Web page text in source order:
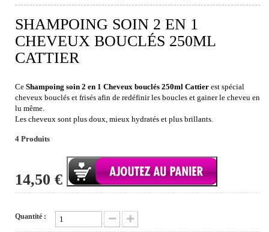
SHAMPOING SOIN 2 EN 1
CHEVEUX BOUCLÉS 250ML
CATTIER
Ce Shampoing soin 2 en 1 Cheveux bouclés 250ml Cattier est spécial
cheveux bouclés et frisés afin de redéfinir les boucles et gainer le cheveu en
lu même.
Les cheveux sont plus doux, mieux hydratés et plus brillants.
4 Produits
14,50 €
Quantité :